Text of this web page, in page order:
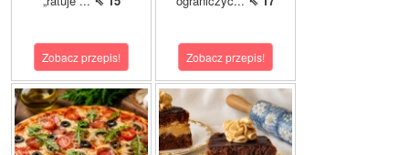
Zobacz przepis! Zobacz przepis!